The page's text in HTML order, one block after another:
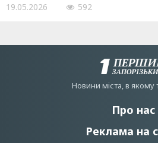
19.05.2026 592
Новини мiста, в якому
Про нас
Реклама на